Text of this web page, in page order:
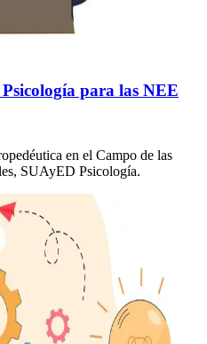
para las NEE
en el Campo de las
SUAyED Psicología.